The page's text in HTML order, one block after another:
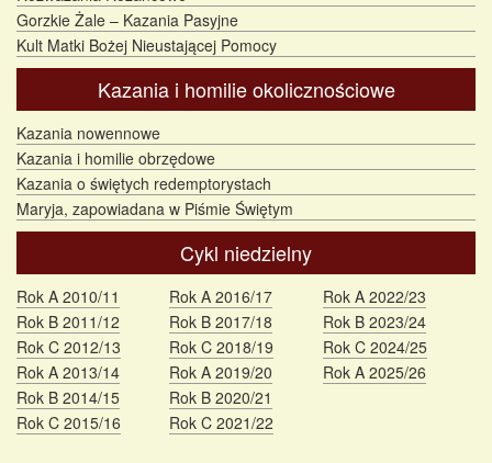
Gorzkie Żale – Kazania Pasyjne
Kult Matki Bożej Nieustającej Pomocy
Kazania i homilie okolicznościowe
Kazania nowennowe
Kazania i homilie obrzędowe
Kazania o świętych redemptorystach
Maryja, zapowiadana w Piśmie Świętym
Cykl niedzielny
Rok A 2010/11
Rok B 2011/12
Rok C 2012/13
Rok A 2013/14
Rok B 2014/15
Rok C 2015/16
Rok A 2016/17
Rok B 2017/18
Rok C 2018/19
Rok A 2019/20
Rok B 2020/21
Rok C 2021/22
Rok A 2022/23
Rok B 2023/24
Rok C 2024/25
Rok A 2025/26